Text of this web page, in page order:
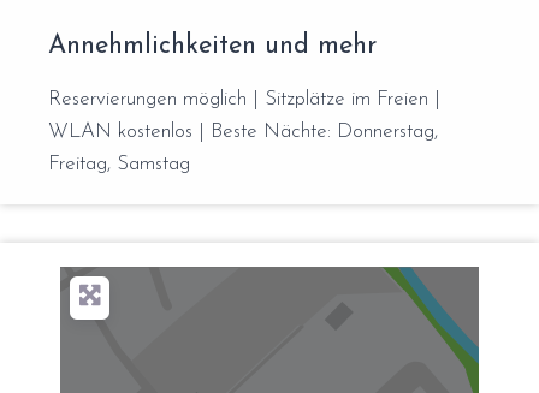
Annehmlichkeiten und mehr
Reservierungen möglich | Sitzplätze im Freien |
WLAN kostenlos | Beste Nächte: Donnerstag,
Freitag, Samstag